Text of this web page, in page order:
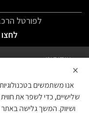
לפורטל
אודותינו
הצהרת נגישות
×
אנו משתמשים
שלישיים, כדי לשפר את
ושיווק. המשך גלישה